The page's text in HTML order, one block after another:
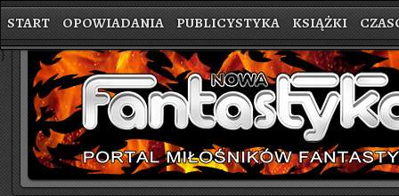
START OPOWIADANIA PUBLICYSTYKA KSIĄŻKI
}